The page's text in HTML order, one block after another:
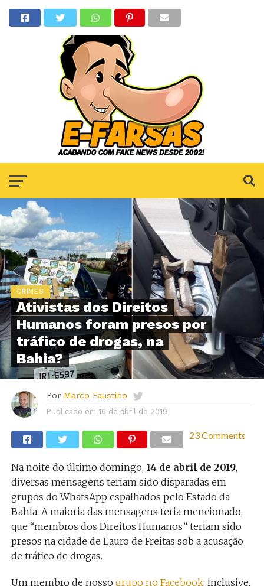
CRIMES
Ativistas dos Direitos
Humanos foram presos por
tráfico de drogas, na
Bahia?
Por Marco Faustino
Publicado em 16 de abril de 2019
23 Comments
Na noite do último domingo, 14 de abril de 2019,
diversas mensagens teriam sido disparadas em
grupos do WhatsApp espalhados pelo Estado da
Bahia. A maioria das mensagens teria mencionado,
que “membros dos Direitos Humanos” teriam sido
presos na cidade de Lauro de Freitas sob a acusação
de tráfico de drogas.
Um membro de nosso grupo no Facebook, inclusive,